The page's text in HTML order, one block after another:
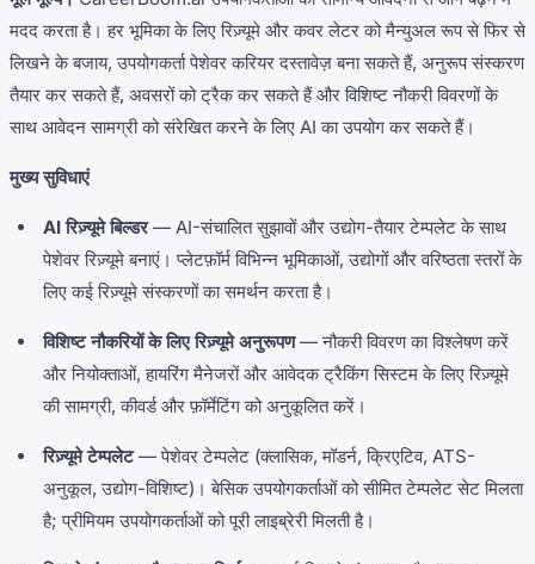
मदद करता है। हर भूमिका के लिए रिज़्यूमे और कवर लेटर को मैन्युअल रूप से फिर से
लिखने के बजाय, उपयोगकर्ता पेशेवर करियर दस्तावेज़ बना सकते हैं, अनुरूप संस्करण
तैयार कर सकते हैं, अवसरों को ट्रैक कर सकते हैं और विशिष्ट नौकरी विवरणों के
साथ आवेदन सामग्री को संरेखित करने के लिए AI का उपयोग कर सकते हैं।
मुख्य सुविधाएं
AI रिज़्यूमे बिल्डर— AI-संचालित सुझावों और उद्योग-तैयार टेम्पलेट के साथ
पेशेवर रिज़्यूमे बनाएं। प्लेटफ़ॉर्म विभिन्न भूमिकाओं, उद्योगों और वरिष्ठता स्तरों के
लिए कई रिज़्यूमे संस्करणों का समर्थन करता है।
विशिष्ट नौकरियों के लिए रिज़्यूमे अनुरूपण— नौकरी विवरण का विश्लेषण करें
और नियोक्ताओं, हायरिंग मैनेजरों और आवेदक ट्रैकिंग सिस्टम के लिए रिज़्यूमे
की सामग्री, कीवर्ड और फ़ॉर्मेटिंग को अनुकूलित करें।
रिज़्यूमे टेम्पलेट— पेशेवर टेम्पलेट (क्लासिक, मॉडर्न, क्रिएटिव, ATS-
अनुकूल, उद्योग-विशिष्ट)। बेसिक उपयोगकर्ताओं को सीमित टेम्पलेट सेट मिलता
है; प्रीमियम उपयोगकर्ताओं को पूरी लाइब्रेरी मिलती है।